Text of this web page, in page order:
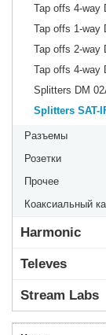
Tap offs 4-
Tap offs 1-
Tap offs 2-
Tap offs 4-
Splitters DM
Splitters SAT-
Разъемы
Розетки
Прочее
Коаксиальный
Harmonic
Televes
Stream Labs